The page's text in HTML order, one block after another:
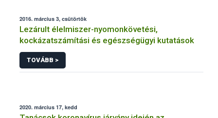
2016. március 3, csütörtök
Lezárult élelmiszer-nyomonkövetési,
kockázatszámítási és egészségügyi kutatások
TOVÁBB >
2020. március 17, kedd